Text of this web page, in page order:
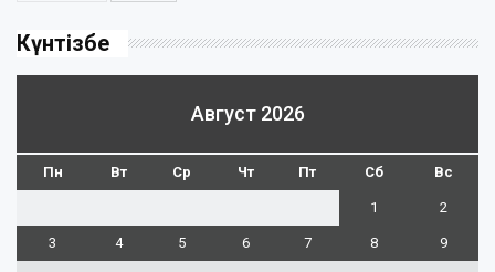
Күнтізбе
Август 2026
Пн Вт Ср Чт Пт Сб Вс
1 2
3 4 5 6 7 8 9